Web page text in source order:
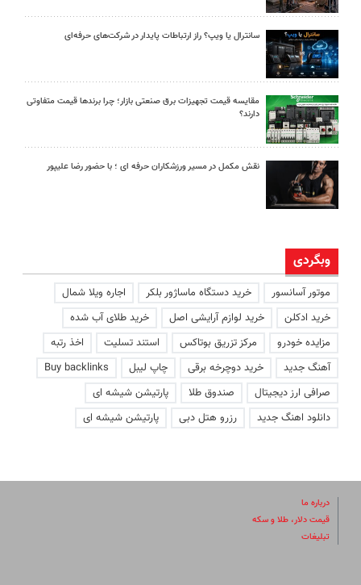
سانترال یا ویپ؟ راز ارتباطات پایدار در شرکت‌های حرفه‌ای
مقایسه قیمت تجهیزات برق صنعتی بازار؛ چرا برندها قیمت متفاوتی
دارند؟
نقش مکمل در مسیر ورزشکاران حرفه ای ؛ با حضور رضا علیپور
وبگردی
موتور آسانسور خرید دستگاه ماساژور بلکر
اجاره ویلا شمال
خرید ادکلن
خرید لوازم آرایشی اصل
خرید طلای آب شده
مزایده خودرو
مرکز تزریق بوتاکس استند تسلیت
اخذ رتبه
آهنگ جدید
خرید دوچرخه برقی چاپ لیبل
Buy backlinks
صرافی ارز دیجیتال
صندوق طلا
پارتیشن شیشه ای
دانلود اهنگ جدید
رزرو هتل دبی پارتیشن شیشه ای
درباره ما
قیمت دلار، طلا و سکه
تبلیغات